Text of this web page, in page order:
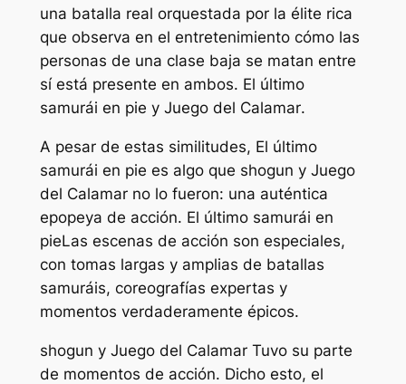
una batalla real orquestada por la élite rica
que observa en el entretenimiento cómo las
personas de una clase baja se matan entre
sí está presente en ambos. El último
samurái en pie y Juego del Calamar.
A pesar de estas similitudes, El último
samurái en pie es algo que shogun y Juego
del Calamar no lo fueron: una auténtica
epopeya de acción. El último samurái en
pieLas escenas de acción son especiales,
con tomas largas y amplias de batallas
samuráis, coreografías expertas y
momentos verdaderamente épicos.
shogun y Juego del CalamarTuvo su parte
de momentos de acción. Dicho esto, el